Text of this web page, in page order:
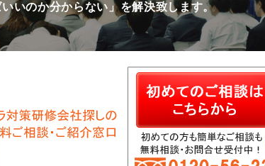
いのか分からない」を解決致します。